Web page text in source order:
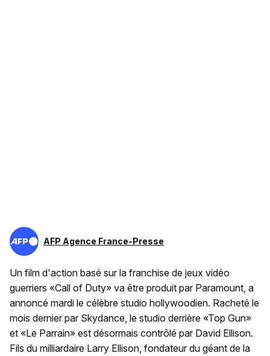
AFP Agence France-Presse
Un film d'action basé sur la franchise de jeux vidéo
guerriers «Call of Duty» va être produit par Paramount, a
annoncé mardi le célèbre studio hollywoodien. Racheté le
mois dernier par Skydance, le studio derrière «Top Gun»
et «Le Parrain» est désormais contrôlé par David Ellison.
Fils du milliardaire Larry Ellison, fondateur du géant de la